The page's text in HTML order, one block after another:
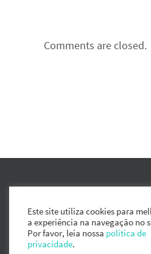
Comments are closed.
Este site utiliza cookies para
a experiência na navegação no
Por favor, leia nossa política de
privacidade.